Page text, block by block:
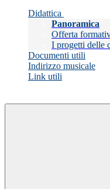
Didattica
Panoramica
Offerta
I progetti delle
Documenti utili
Indirizzo musicale
Link utili